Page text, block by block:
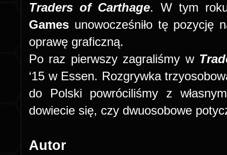
Traders of Carthage. W tym
Games unowocześniło tę pozycję
oprawę graficzną.
Po raz pierwszy zagraliśmy w
‘15 w Essen. Rozgrywka
do Polski powróciliśmy z
dowiecie się, czy dwuosobowe
Autor